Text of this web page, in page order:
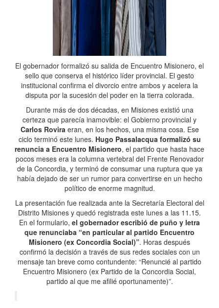
El gobernador formalizó su salida de Encuentro Misionero, el
sello que conserva el histórico líder provincial. El gesto
institucional confirma el divorcio entre ambos y acelera la
disputa por la sucesión del poder en la tierra colorada.
Durante más de dos décadas, en Misiones existió una
certeza que parecía inamovible: el Gobierno provincial y
Carlos Roviraeran, en los hechos, una misma cosa. Ese
ciclo terminó este lunes. Hugo Passalacqua formalizó su
renuncia a Encuentro Misionero, el partido que hasta hace
pocos meses era la columna vertebral del Frente Renovador
de la Concordia, y terminó de consumar una ruptura que ya
había dejado de ser un rumor para convertirse en un hecho
político de enorme magnitud.
La presentación fue realizada ante la Secretaría Electoral del
Distrito Misiones y quedó registrada este lunes a las 11.15.
En el formulario, el gobernador escribió de puño y letra
que renunciaba “en particular al partido Encuentro
Misionero (ex Concordia Social)”. Horas después
confirmó la decisión a través de sus redes sociales con un
mensaje tan breve como contundente: “Renuncié al partido
Encuentro Misionero (ex Partido de la Concordia Social,
partido al que me afilié oportunamente)”.